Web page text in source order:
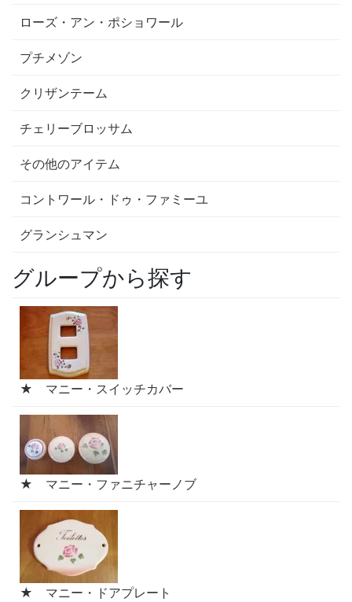
ローズ・アン・ポショワール
プチメゾン
クリザンテーム
チェリーブロッサム
その他のアイテム
コントワール・ドゥ・ファミーユ
グランシュマン
グループから探す
★ マニー・スイッチカバー
★ マニー・ファニチャーノブ
★ マニー・ドアプレート